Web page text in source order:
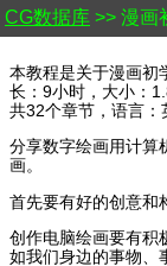
CG数据库 >> 漫画
本教程是关于漫画初
长：9小时，大小：
共32个章节，语言：
分享数字绘画用计算
画。
首先要有好的创意和
创作电脑绘画要有积
如我们身边的事物、